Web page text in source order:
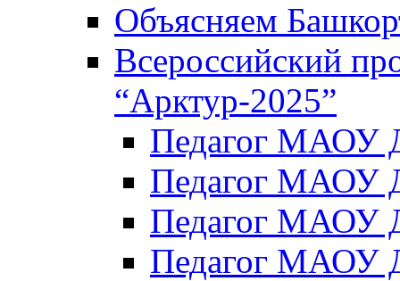
Объясняем
Всероссийский
“Арктур-2025”
Педагог МАОУ
Педагог МАОУ
Педагог МАОУ
Педагог МАОУ